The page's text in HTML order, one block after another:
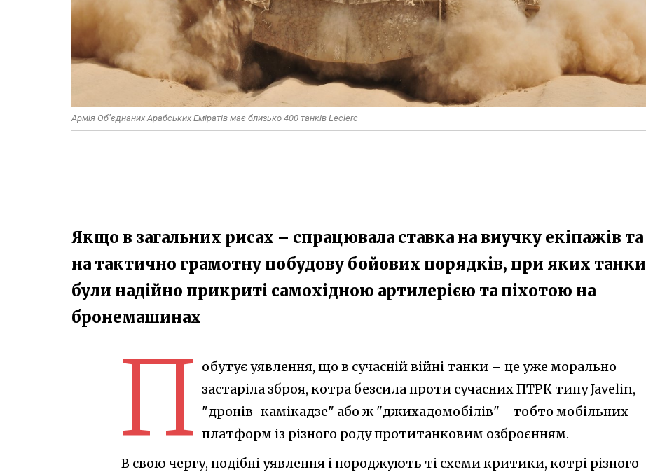
Армія Об’єднаних Арабських Еміратів має близько 400 танків Leclerc
Якщо в загальних рисах – спрацювала ставка на виучку екіпажів та
на тактично грамотну побудову бойових порядків, при яких танки
були надійно прикриті самохідною артилерією та піхотою на
бронемашинах
П обутує уявлення, що в сучасній війні танки – це уже морально
застаріла зброя, котра безсила проти сучасних ПТРК типу Javelin,
"дронів-камікадзе" або ж "джихадомобілів" - тобто мобільних
платформ із різного роду протитанковим озброєнням.
В свою чергу, подібні уявлення і породжують ті схеми критики, котрі різного